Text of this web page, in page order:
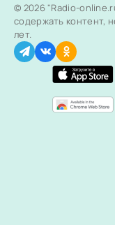
© 2026 "Radio-
содержать контент,
лет.